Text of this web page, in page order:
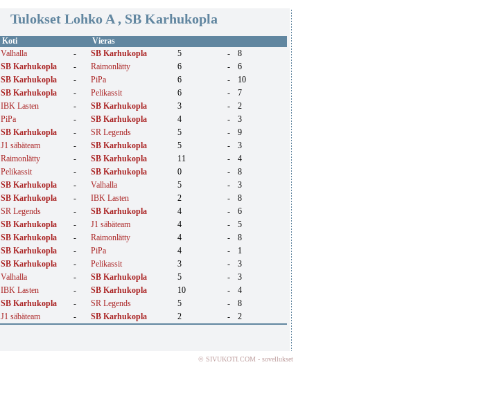
Tulokset Lohko A , SB Karhukopla
Koti
Vieras
Valhalla - SB Karhukopla 5 -
8
SB Karhukopla - Raimonlätty 6 -
6
SB Karhukopla - PiPa 6 -
10
SB Karhukopla - Pelikassit 6 -
7
IBK Lasten - SB Karhukopla 3 -
2
PiPa - SB Karhukopla 4 -
3
SB Karhukopla - SR Legends 5 -
9
J1 säbäteam - SB Karhukopla 5 -
3
Raimonlätty - SB Karhukopla 11 -
4
Pelikassit - SB Karhukopla 0 -
8
SB Karhukopla - Valhalla 5 -
3
SB Karhukopla - IBK Lasten 2 -
8
SR Legends - SB Karhukopla 4 -
6
SB Karhukopla - J1 säbäteam 4 -
5
SB Karhukopla - Raimonlätty 4 -
8
SB Karhukopla - PiPa 4 -
1
SB Karhukopla - Pelikassit 3 -
3
Valhalla - SB Karhukopla 5 -
3
IBK Lasten - SB Karhukopla 10 -
4
SB Karhukopla - SR Legends 5 -
8
J1 säbäteam - SB Karhukopla 2 -
2
© SIVUKOTI.COM - sovellukset